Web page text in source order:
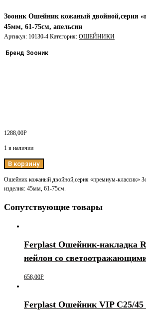
Зооник Ошейник кожаный двойной,серия
45мм, 61-75см, апельсин
Артикул: 10130-4 Категория: ОШЕЙНИКИ
Бренд Зооник
1288,00Р
1 в наличии
В корзину
Ошейник кожаный двойной,серия «премиум-классик»
изделия: 45мм, 61-75см.
Сопутствующие товары
Ferplast Ошейник-накладка
нейлон со
658,00Р
Ferplast Ошейник VIP C25/